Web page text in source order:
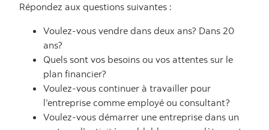
Répondez aux questions suivantes :
Voulez-vous vendre dans deux ans? Dans 20
ans?
Quels sont vos besoins ou vos attentes sur le
plan financier?
Voulez-vous continuer à travailler pour
l’entreprise comme employé ou consultant?
Voulez-vous démarrer une entreprise dans un